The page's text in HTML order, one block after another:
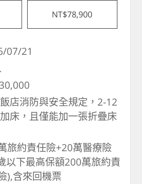
NT$78,900
07/21
店消防與安全規定，2-12
床，且僅能加一張折疊床
旅約責任險+20萬醫療險
以下最高保額200萬旅約責
),含來回機票